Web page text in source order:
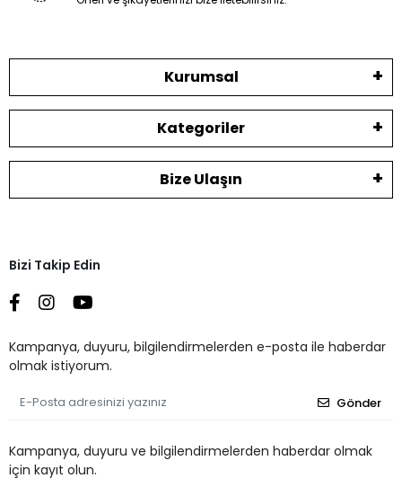
Kurumsal
Kategoriler
Bize Ulaşın
Bizi Takip Edin
Kampanya, duyuru, bilgilendirmelerden e-posta ile haberdar
olmak istiyorum.
Gönder
Kampanya, duyuru ve bilgilendirmelerden haberdar olmak
için kayıt olun.